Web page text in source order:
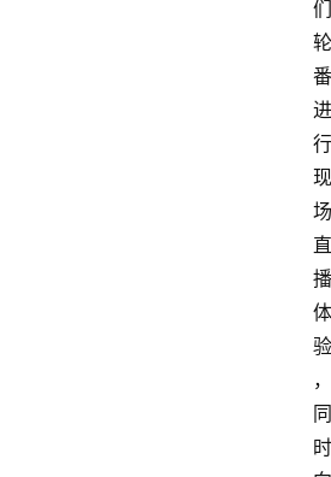
们
轮
番
进
行
现
场
直
播
体
验
，
同
时